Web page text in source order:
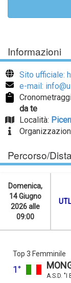
Informazioni
Sito ufficiale:
e-mail:
da te
Località:
Percorso/
Domenica,
14 Giugno
2026 alle
09:00
Top 3 Femminile
1°
A.S.D. "I